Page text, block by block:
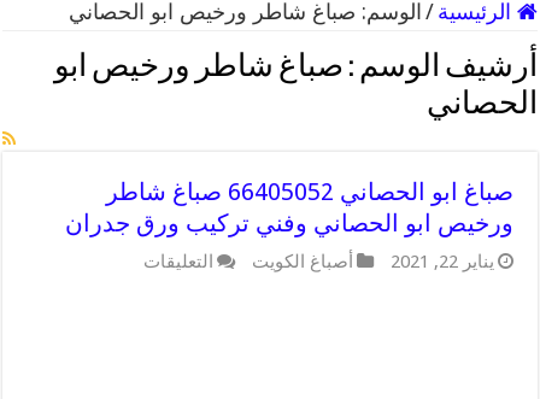
الرئيسية / الوسم: صباغ شاطر ورخيص ابو الحصاني
أرشيف الوسم : صباغ شاطر ورخيص ابو
الحصاني
صباغ ابو الحصاني 66405052 صباغ شاطر
ورخيص ابو الحصاني وفني تركيب ورق جدران
يناير 22, 2021 أصباغ الكويت التعليقات